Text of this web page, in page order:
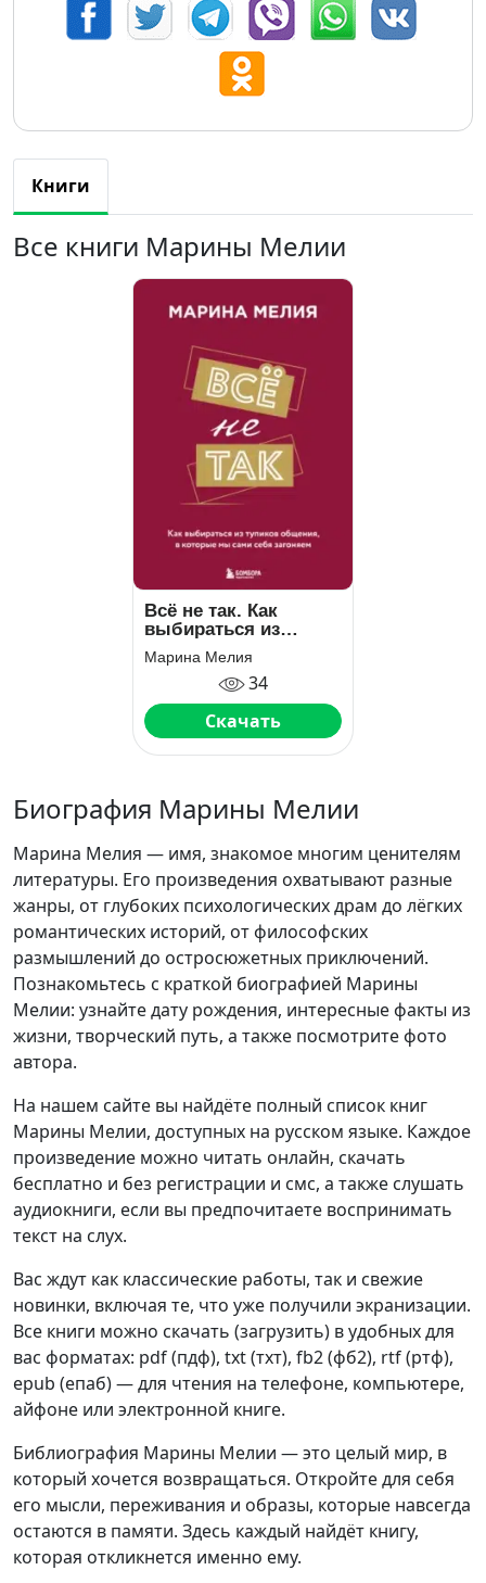
Книги
Все книги Марины Мелии
Всё не так. Как
выбираться из
тупиков общения, в
которые мы сами
себя загоняем
Марина Мелия
34
Скачать
Биография Марины Мелии
Марина Мелия — имя, знакомое многим ценителям
литературы. Его произведения охватывают разные
жанры, от глубоких психологических драм до лёгких
романтических историй, от философских
размышлений до остросюжетных приключений.
Познакомьтесь с краткой биографией Марины
Мелии: узнайте дату рождения, интересные факты из
жизни, творческий путь, а также посмотрите фото
автора.
На нашем сайте вы найдёте полный список книг
Марины Мелии, доступных на русском языке. Каждое
произведение можно читать онлайн, скачать
бесплатно и без регистрации и смс, а также слушать
аудиокниги, если вы предпочитаете воспринимать
текст на слух.
Вас ждут как классические работы, так и свежие
новинки, включая те, что уже получили экранизации.
Все книги можно скачать (загрузить) в удобных для
вас форматах: pdf (пдф), txt (тхт), fb2 (фб2), rtf (ртф),
epub (епаб) — для чтения на телефоне, компьютере,
айфоне или электронной книге.
Библиография Марины Мелии — это целый мир, в
который хочется возвращаться. Откройте для себя
его мысли, переживания и образы, которые навсегда
остаются в памяти. Здесь каждый найдёт книгу,
которая откликнется именно ему.